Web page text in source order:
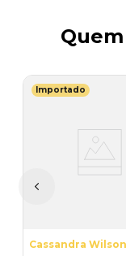
Importado
Cassandra Wilson